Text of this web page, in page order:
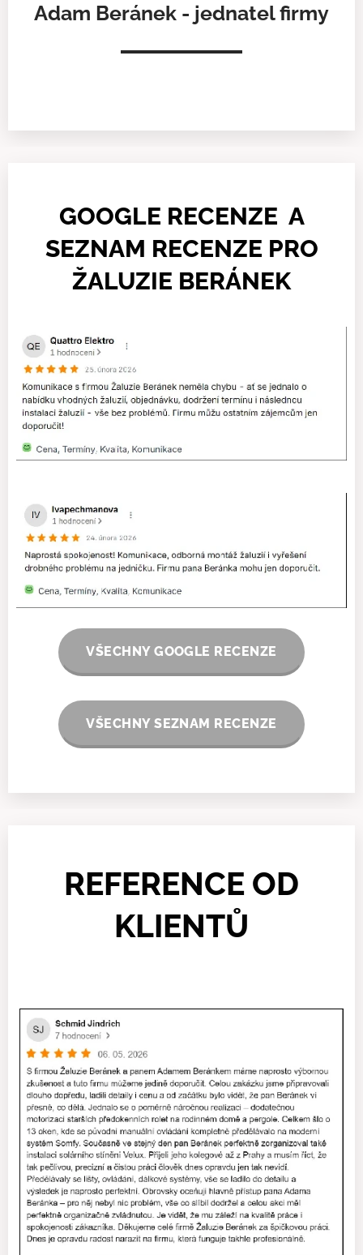
Adam Beránek - jednatel firmy
GOOGLE RECENZE A
SEZNAM RECENZE PRO
ŽALUZIE BERÁNEK
VŠECHNY GOOGLE RECENZE
VŠECHNY SEZNAM RECENZE
REFERENCE OD
KLIENTŮ